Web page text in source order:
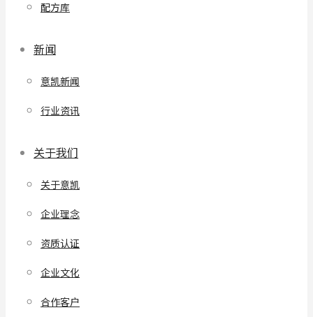
配方库
新闻
意凯新闻
行业资讯
关于我们
关于意凯
企业理念
资质认证
企业文化
合作客户